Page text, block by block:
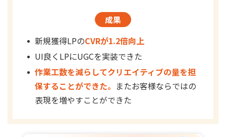
成果
新規獲得LPのCVRが1.2倍向上
UI良くLPにUGCを実装できた
作業工数を減らしてクリエイティブの量を担
保することができた。 またお客様ならではの
表現を増やすことができた